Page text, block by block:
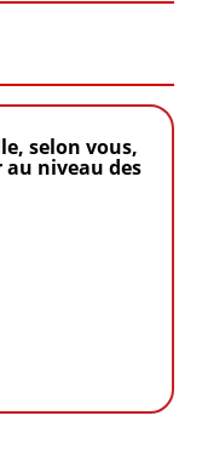
selon vous,
niveau des